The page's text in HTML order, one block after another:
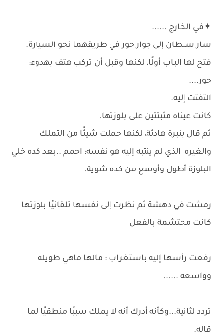
✦في الخارج ......
سار سلطان إلى جوار حور في طريقهما نحو السيارة.
فتح لها الباب أولًا، لكنها وقبل أن تركب هتف بهدوء:
حور....
التفتت إليه.
كانت عيناه مثبتتين على بلوزتها.
ثم قال بنبرة هادئة، لكنها حملت شيئًا من التملك
والغيره الذي لم ينتبه إليه هو نفسه: احمم ..بعد كده خلي
البلوزة أطول وأوسع من كده شوية.
رمشت في دهشة ثم نظرت إلى نفسها تلقائيًا بلوزتها
كانت محتشمة بالفعل
رفعت رأسها إليه باستغراب : مالها ماهي طويله
وواسعه ......
تردد لثانية...وكأنه أدرك أنه لا يملك سببًا منطقيًا لما
قاله.